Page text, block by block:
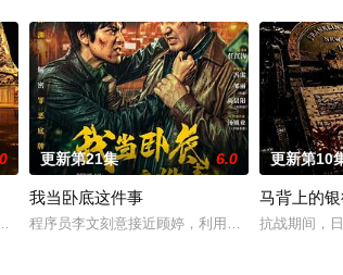
，大平王朝有史以来个以女子进士科三元及第入翰林
更新第21集 6.0
我当卧底这件事
程序员李文刻意接近顾婷，利用顾炎女儿奴的属
更新第10
马背上的
抗战期间，